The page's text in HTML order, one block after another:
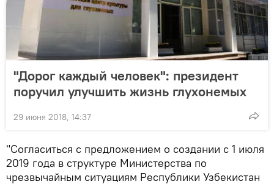
"Дорог каждый человек": президент
поручил улучшить жизнь глухонемых
29 июня 2018, 14:37
"Согласиться с предложением о создании с 1 июля
2019 года в структуре Министерства по
чрезвычайным ситуациям Республики Узбекистан